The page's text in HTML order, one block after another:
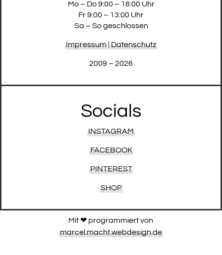
Mo – Do 9:00 – 18:00 Uhr
Fr 9:00 – 13:00 Uhr
Sa – So geschlossen
Impressum|Datenschutz
2009 – 2026
Socials
INSTAGRAM
FACEBOOK
PINTEREST
SHOP
Mit ❤︎ programmiert von
marcel.macht.webdesign.de